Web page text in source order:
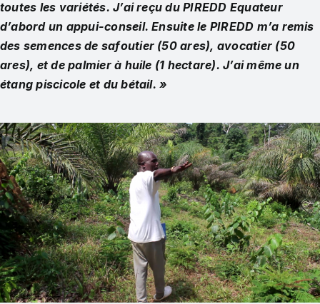
toutes les variétés.J’ai reçu du PIREDD Equateur
d’abord un appui-conseil. Ensuite le PIREDD m’a remis
des semences de safoutier (50 ares), avocatier (50
ares), et de palmier à huile (1 hectare). J’ai même un
étang piscicole et du bétail. »